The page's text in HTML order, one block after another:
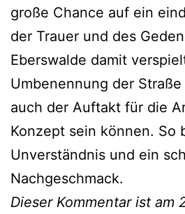
große Chance auf ein
der Trauer und des
Eberswalde damit
Umbenennung der
auch der Auftakt für die
Konzept sein können. So
Unverständnis und ein
Nachgeschmack.
Dieser Kommentar ist am